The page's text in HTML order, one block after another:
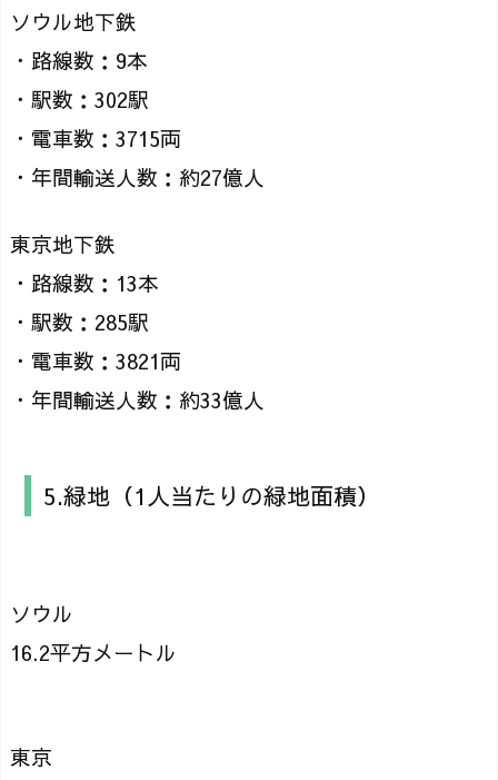
ソウル地下鉄
・路線数：9本
・駅数：302駅
・電車数：3715両
・年間輸送人数：約27億人
東京地下鉄
・路線数：13本
・駅数：285駅
・電車数：3821両
・年間輸送人数：約33億人
5.緑地（1人当たりの緑地面積）
ソウル
16.2平方メートル
東京